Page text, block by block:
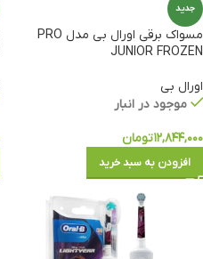
جدید
مسواک برقی اورال بی مدل PRO
JUNIOR FROZEN
اورال بی
موجود در انبار
۱۲,۸۴۴,۰۰۰تومان
افزودن به سبد خرید